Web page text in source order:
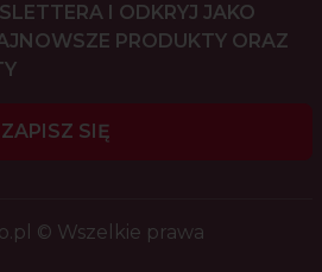
I ODKRYJ JAKO
PRODUKTY ORAZ
ZAPISZ SIĘ
© Wszelkie prawa